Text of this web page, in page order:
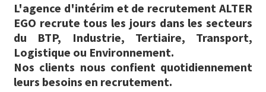
L'agence d'intérim et de recrutement ALTER
EGO recrute tous les jours dans les secteurs
du BTP, Industrie, Tertiaire, Transport,
Logistique ou Environnement.
Nos clients nous confient quotidiennement
leurs besoins en recrutement.